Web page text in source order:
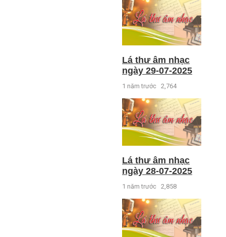
Lá thư âm nhạc
ngày 29-07-2025
1 năm trước 2,764
Lá thư âm nhạc
ngày 28-07-2025
1 năm trước 2,858